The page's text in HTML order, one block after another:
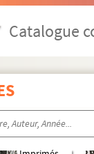
Catalogue
verités proposées
(par
douze premiers
la stabilité de la
sujets, mais